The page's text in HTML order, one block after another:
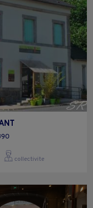
collectivite